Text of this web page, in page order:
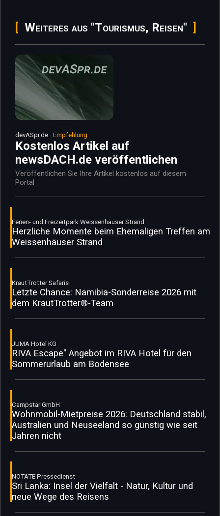
Weiteres aus "Tourismus, Reisen"
devASpr.de Empfehlung
Kostenlos Artikel auf
newsDACH.de veröffentlichen
Veröffentlichen Sie Ihre Artikel kostenlos auf diesem
Portal
Ferien- und Freizeitpark Weissenhäuser Strand
Herzliche Momente beim Ehemaligen Treffen am
Weissenhäuser Strand
KrautTrotter Safaris
Letzte Chance: Namibia-Sonderreise 2026 mit
dem KrautTrotter®-Team
JUMA Hotel KG
RIVA Escape" Angebot im RIVA Hotel für den
Sommerurlaub am Bodensee
Campstar GmbH
Wohnmobil-Mietpreise 2026: Deutschland stabil,
Australien und Neuseeland so günstig wie seit
Jahren nicht
NOTATE Pressedienst
Sri Lanka: Insel der Vielfalt - Natur, Kultur und
neue Wege des Reisens